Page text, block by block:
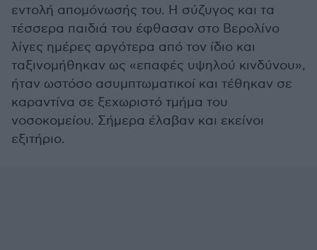
εντολή απομόνωσής του. Η σύζυγος και τα
τέσσερα παιδιά του έφθασαν στο Βερολίνο
λίγες ημέρες αργότερα από τον ίδιο και
ταξινομήθηκαν ως «επαφές υψηλού κινδύνου»,
ήταν ωστόσο ασυμπτωματικοί και τέθηκαν σε
καραντίνα σε ξεχωριστό τμήμα του
νοσοκομείου. Σήμερα έλαβαν και εκείνοι
εξιτήριο.